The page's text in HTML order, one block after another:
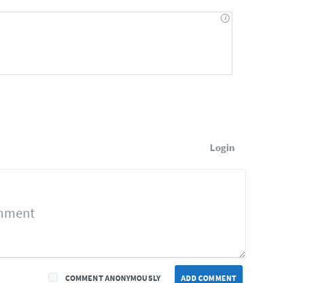
Login
ADD COMMENT
COMMENT ANONYMOUSLY